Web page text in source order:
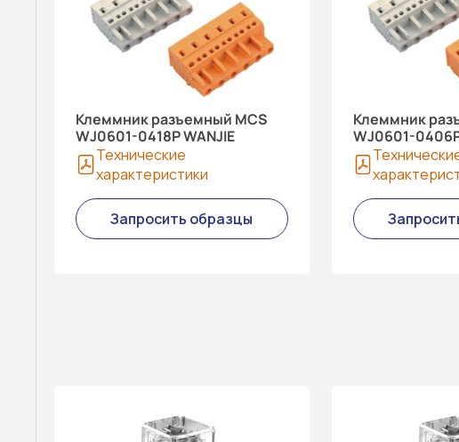
Клеммник разъемный MCS
WJ0601-0418P WANJIE
Технические
характеристики
Запросить образцы
Клеммник
WJ0601-